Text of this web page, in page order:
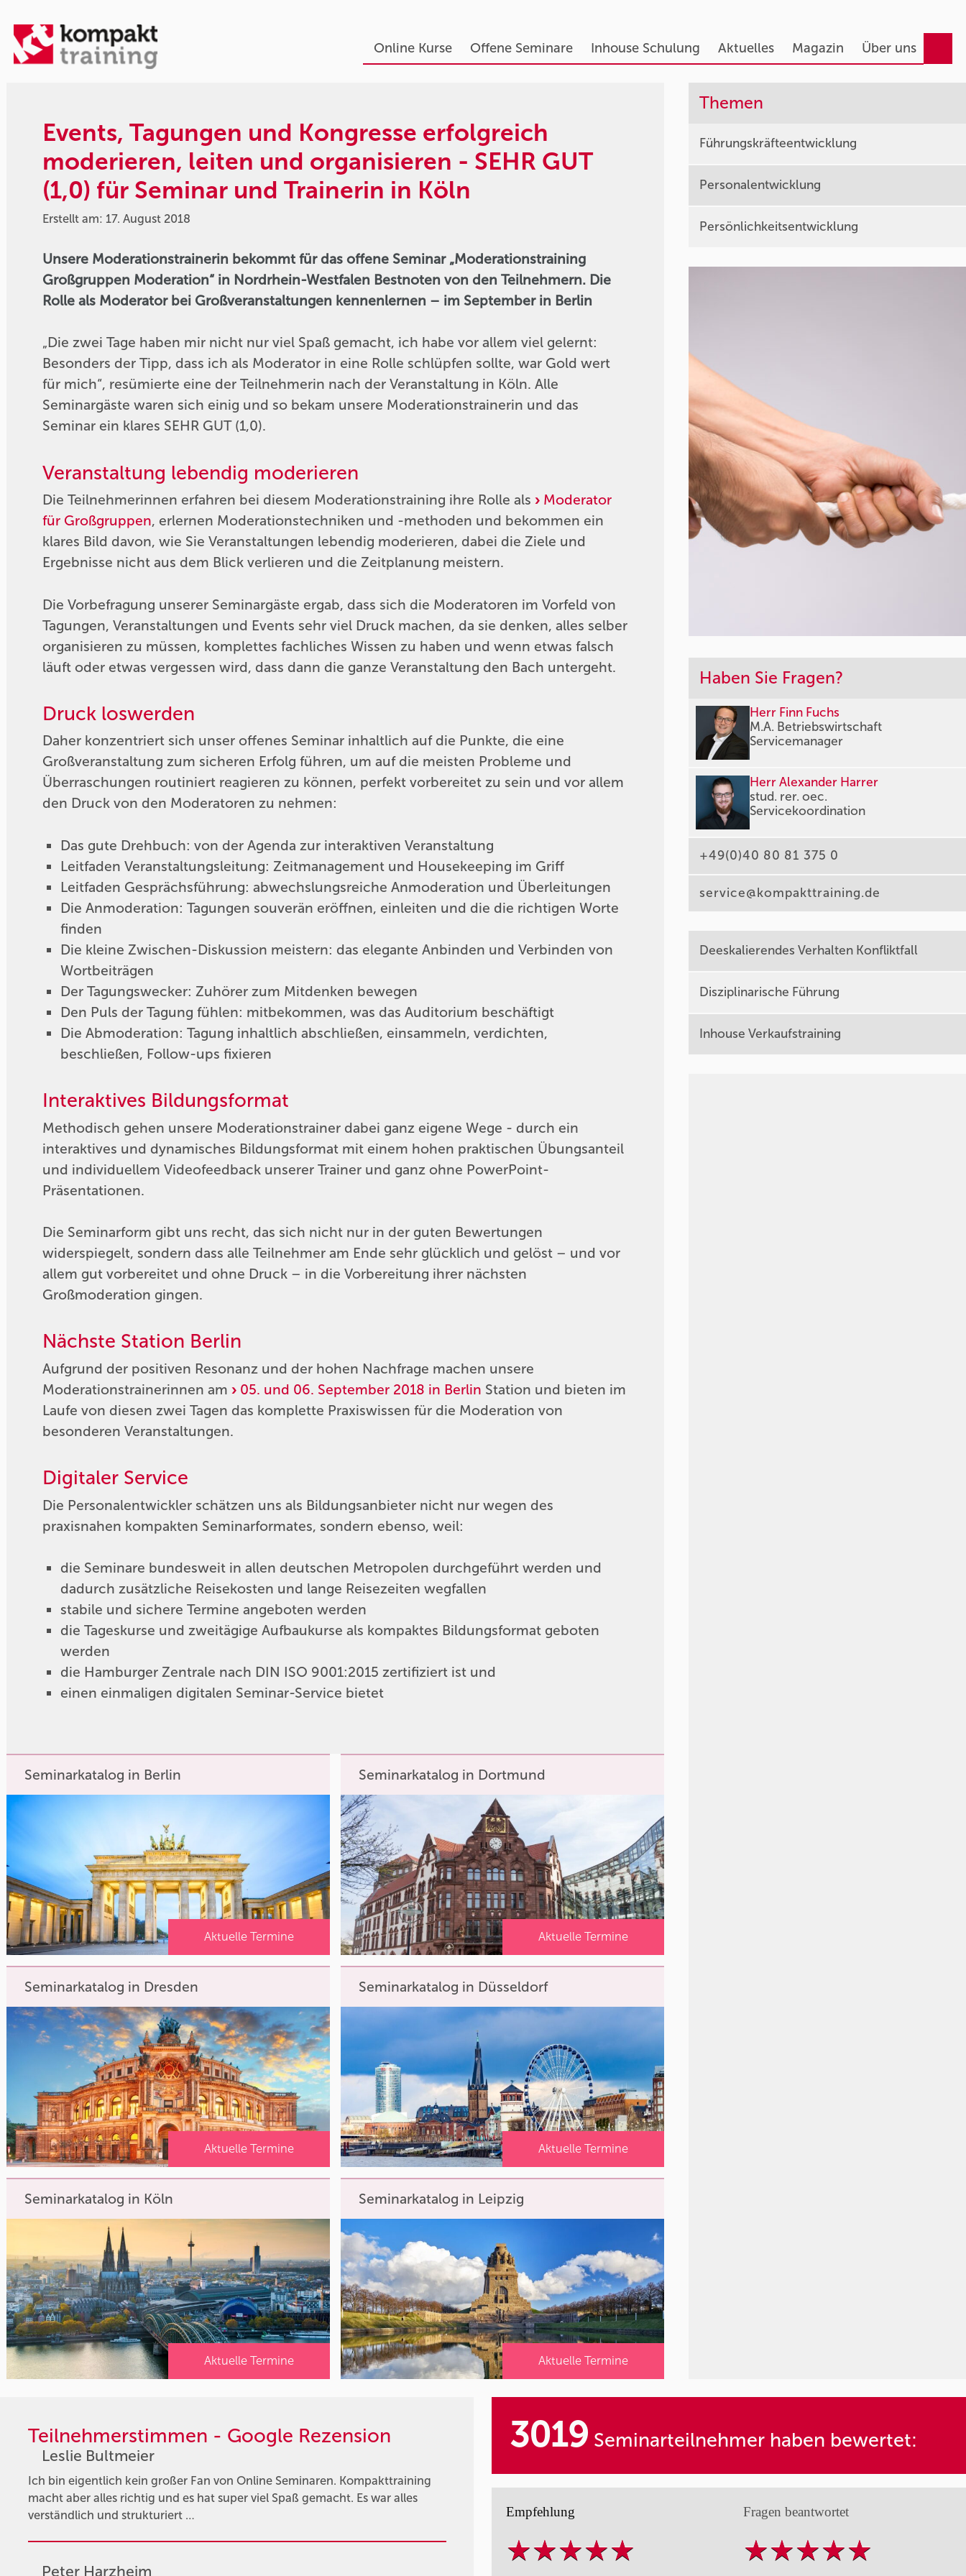
Online Kurse Offene Seminare Inhouse Schulung Aktuelles Magazin Über uns
Events, Tagungen und Kongresse erfolgreich
moderieren, leiten und organisieren - SEHR GUT
(1,0) für Seminar und Trainerin in Köln
Erstellt am: 17. August 2018
Unsere Moderationstrainerin bekommt für das offene Seminar „Moderationstraining
Großgruppen Moderation“ in Nordrhein-Westfalen Bestnoten von den Teilnehmern. Die
Rolle als Moderator bei Großveranstaltungen kennenlernen – im September in Berlin
„Die zwei Tage haben mir nicht nur viel Spaß gemacht, ich habe vor allem viel gelernt:
Besonders der Tipp, dass ich als Moderator in eine Rolle schlüpfen sollte, war Gold wert
für mich“, resümierte eine der Teilnehmerin nach der Veranstaltung in Köln. Alle
Seminargäste waren sich einig und so bekam unsere Moderationstrainerin und das
Seminar ein klares SEHR GUT (1,0).
Veranstaltung lebendig moderieren
Die Teilnehmerinnen erfahren bei diesem Moderationstraining ihre Rolle als Moderator
für Großgruppen, erlernen Moderationstechniken und -methoden und bekommen ein
klares Bild davon, wie Sie Veranstaltungen lebendig moderieren, dabei die Ziele und
Ergebnisse nicht aus dem Blick verlieren und die Zeitplanung meistern.
Die Vorbefragung unserer Seminargäste ergab, dass sich die Moderatoren im Vorfeld von
Tagungen, Veranstaltungen und Events sehr viel Druck machen, da sie denken, alles selber
organisieren zu müssen, komplettes fachliches Wissen zu haben und wenn etwas falsch
läuft oder etwas vergessen wird, dass dann die ganze Veranstaltung den Bach untergeht.
Druck loswerden
Daher konzentriert sich unser offenes Seminar inhaltlich auf die Punkte, die eine
Großveranstaltung zum sicheren Erfolg führen, um auf die meisten Probleme und
Überraschungen routiniert reagieren zu können, perfekt vorbereitet zu sein und vor allem
den Druck von den Moderatoren zu nehmen:
Das gute Drehbuch: von der Agenda zur interaktiven Veranstaltung
Leitfaden Veranstaltungsleitung: Zeitmanagement und Housekeeping im Griff
Leitfaden Gesprächsführung: abwechslungsreiche Anmoderation und Überleitungen
Die Anmoderation: Tagungen souverän eröffnen, einleiten und die die richtigen Worte
finden
Die kleine Zwischen-Diskussion meistern: das elegante Anbinden und Verbinden von
Wortbeiträgen
Der Tagungswecker: Zuhörer zum Mitdenken bewegen
Den Puls der Tagung fühlen: mitbekommen, was das Auditorium beschäftigt
Die Abmoderation: Tagung inhaltlich abschließen, einsammeln, verdichten,
beschließen, Follow-ups fixieren
Interaktives Bildungsformat
Methodisch gehen unsere Moderationstrainer dabei ganz eigene Wege - durch ein
interaktives und dynamisches Bildungsformat mit einem hohen praktischen Übungsanteil
und individuellem Videofeedback unserer Trainer und ganz ohne PowerPoint-
Präsentationen.
Die Seminarform gibt uns recht, das sich nicht nur in der guten Bewertungen
widerspiegelt, sondern dass alle Teilnehmer am Ende sehr glücklich und gelöst – und vor
allem gut vorbereitet und ohne Druck – in die Vorbereitung ihrer nächsten
Großmoderation gingen.
Nächste Station Berlin
Aufgrund der positiven Resonanz und der hohen Nachfrage machen unsere
Moderationstrainerinnen am 05. und 06. September 2018 in Berlin Station und bieten im
Laufe von diesen zwei Tagen das komplette Praxiswissen für die Moderation von
besonderen Veranstaltungen.
Digitaler Service
Die Personalentwickler schätzen uns als Bildungsanbieter nicht nur wegen des
praxisnahen kompakten Seminarformates, sondern ebenso, weil:
die Seminare bundesweit in allen deutschen Metropolen durchgeführt werden und
dadurch zusätzliche Reisekosten und lange Reisezeiten wegfallen
stabile und sichere Termine angeboten werden
die Tageskurse und zweitägige Aufbaukurse als kompaktes Bildungsformat geboten
werden
die Hamburger Zentrale nach DIN ISO 9001:2015 zertifiziert ist und
einen einmaligen digitalen Seminar-Service bietet
Seminarkatalog in Berlin
Aktuelle Termine
Seminarkatalog in Dortmund
Aktuelle Termine
Seminarkatalog in Dresden
Aktuelle Termine
Seminarkatalog in Düsseldorf
Aktuelle Termine
Seminarkatalog in Köln
Aktuelle Termine
Seminarkatalog in Leipzig
Aktuelle Termine
Themen
Führungskräfteentwicklung
Personalentwicklung
Persönlichkeitsentwicklung
Haben Sie Fragen?
Herr Finn Fuchs
M.A. Betriebswirtschaft
Servicemanager
Herr Alexander Harrer
stud. rer. oec.
Servicekoordination
+49(0)40 80 81 375 0
service@kompakttraining.de
Deeskalierendes Verhalten Konfliktfall
Disziplinarische Führung
Inhouse Verkaufstraining
Teilnehmerstimmen - Google Rezension
Leslie Bultmeier
Ich bin eigentlich kein großer Fan von Online Seminaren. Kompakttraining
macht aber alles richtig und es hat super viel Spaß gemacht. Es war alles
verständlich und strukturiert …
Peter Harzheim
3019 Seminarteilnehmer haben bewertet:
Empfehlung Fragen beantwortet